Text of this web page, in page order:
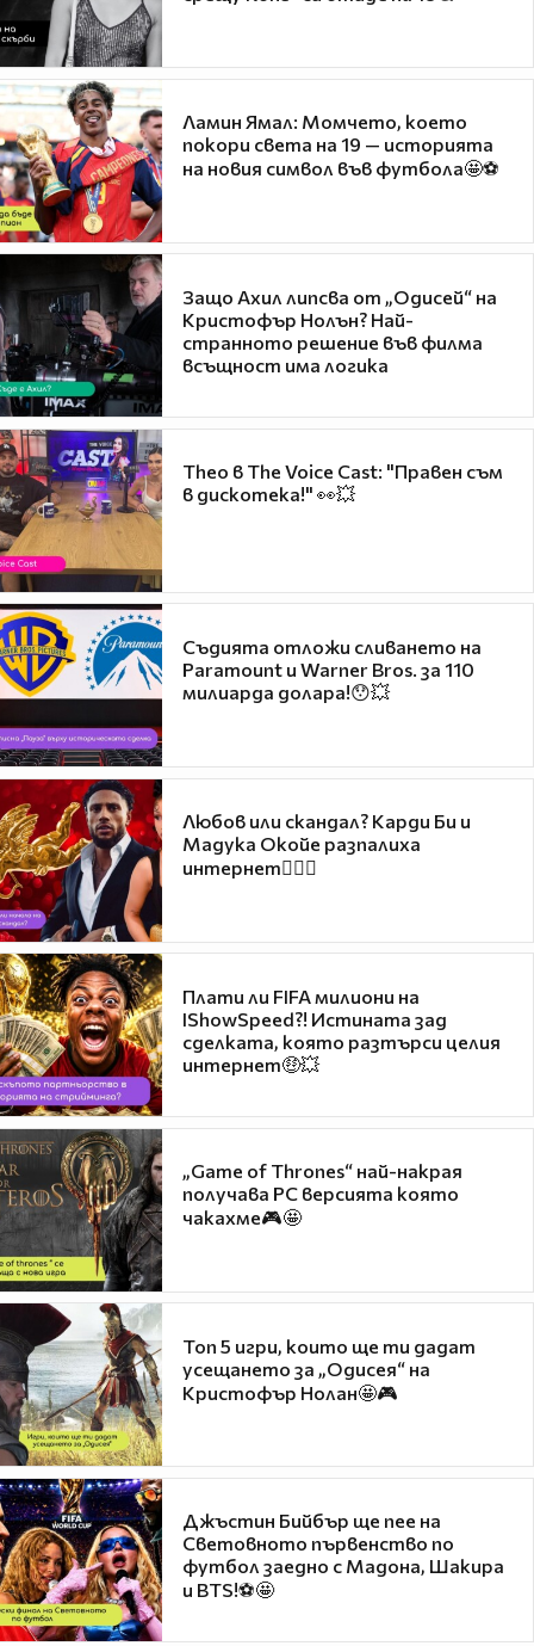
Ламин Ямал: Момчето, което
покори света на 19 — историята
на новия символ във футбола🤩⚽
Защо Ахил липсва от „Одисей“ на
Кристофър Нолън? Най-
странното решение във филма
всъщност има логика
Theo в The Voice Cast: "Правен съм
в дискотека!" 👀💥
Съдията отложи сливането на
Paramount и Warner Bros. за 110
милиарда долара!😯💥
Любов или скандал? Карди Би и
Мадука Окойе разпалиха
интернет❤️‍🔥🔥
Плати ли FIFA милиони на
IShowSpeed?! Истината зад
сделката, която разтърси целия
интернет🤑💥
„Game of Thrones“ най-накрая
получава PC версията която
чакахме🎮🤩
Топ 5 игри, които ще ти дадат
усещането за „Одисея“ на
Кристофър Нолан🤩🎮
Джъстин Бийбър ще пее на
Световното първенство по
футбол заедно с Мадона, Шакира
и BTS!⚽🤩